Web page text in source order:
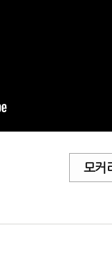
3가지
통증, 근막
알아야 할 7
모커